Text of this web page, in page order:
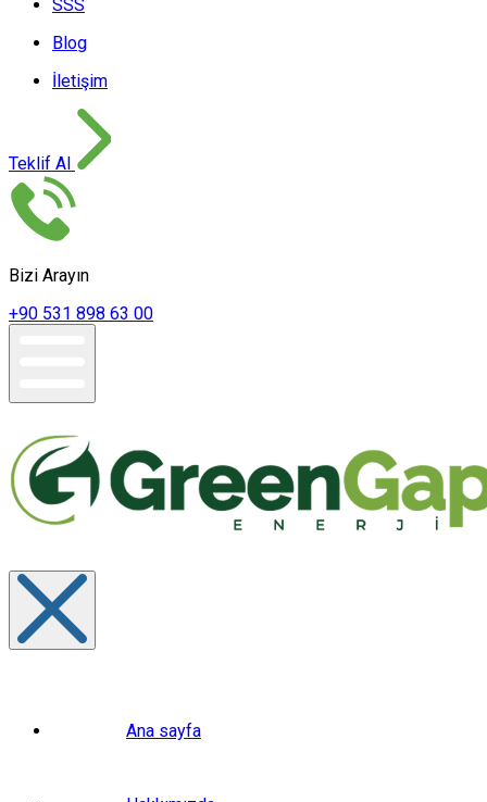
SSS
Blog
İletişim
Teklif Al
Bizi Arayın
+90 531 898 63 00
Ana sayfa